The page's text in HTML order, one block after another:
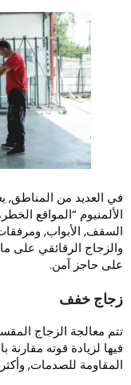
العديد من المناطق,
“المواقع
الأبواب, ومرفقات
الرقائقي على ما
حاجز آمن.
خفف
معالجة الزجاج
لزيادة قوته مقارنة
للصدمات, وأكثر